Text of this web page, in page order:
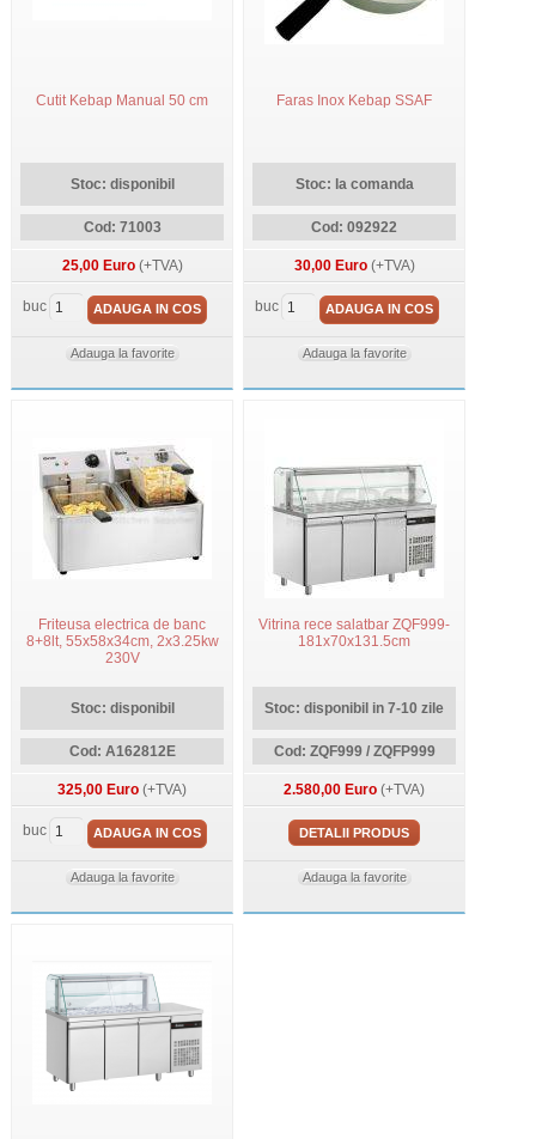
Cutit Kebap Manual 50 cm
Stoc: disponibil
Cod: 71003
25,00 Euro(+TVA)
buc ADAUGA IN COS
Adauga la favorite
Faras Inox Kebap SSAF
Stoc: la comanda
Cod: 092922
30,00 Euro(+TVA)
buc ADAUGA IN COS
Adauga la favorite
Friteusa electrica de banc
8+8lt, 55x58x34cm, 2x3.25kw
230V
Stoc: disponibil
Cod: A162812E
325,00 Euro (+TVA)
buc ADAUGA IN COS
Adauga la favorite
Vitrina rece salatbar ZQF999-
181x70x131.5cm
Stoc: disponibil in 7-10 zile
Cod: ZQF999 / ZQFP999
2.580,00 Euro (+TVA)
DETALII PRODUS
Adauga la favorite